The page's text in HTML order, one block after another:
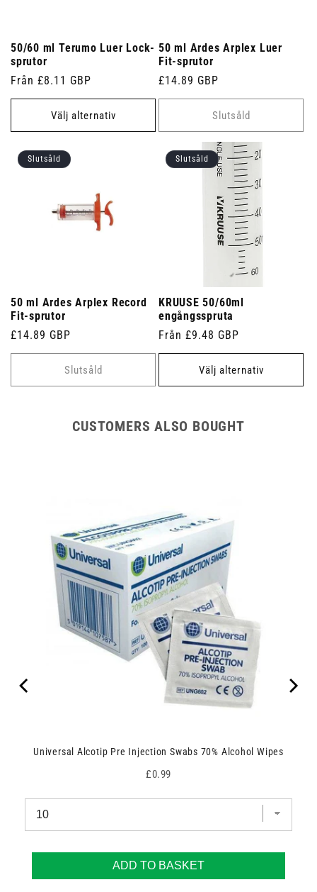
50/60 ml Terumo Luer Lock-
sprutor
Ordinarie
pris
Från £8.11 GBP
Välj alternativ
50 ml Ardes Arplex Luer
Fit-sprutor
Ordinarie
pris
£14.89 GBP
Slutsåld
Slutsåld
50 ml Ardes Arplex Record
Fit-sprutor
Ordinarie
pris
£14.89 GBP
Slutsåld
Slutsåld
KRUUSE 50/60ml
engångsspruta
Ordinarie
pris
Från £9.48 GBP
Välj alternativ
CUSTOMERS ALSO BOUGHT
Universal Alcotip Pre Injection Swabs 70% Alcohol Wipes
Price
£0.99
ADD TO BASKET